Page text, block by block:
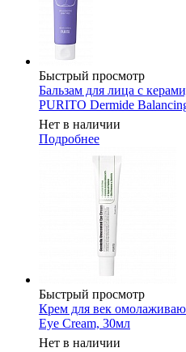
Быстрый просмотр
Бальзам для лица с
PURITO Dermide
Нет в наличии
Подробнее
Быстрый просмотр
Крем для век
Eye Cream, 30мл
Нет в наличии